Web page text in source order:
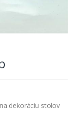
dekoráciu stolov